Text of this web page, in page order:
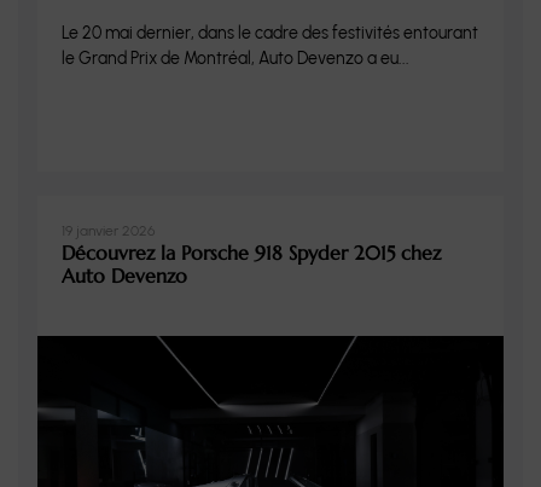
Le 20 mai dernier, dans le cadre des festivités entourant
le Grand Prix de Montréal, Auto Devenzo a eu...
19 janvier 2026
Découvrez la Porsche 918 Spyder 2015 chez
Auto Devenzo